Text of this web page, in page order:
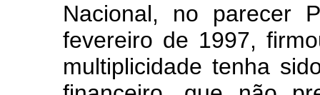
Nacional, no parecer
fevereiro de 1997,
multiplicidade tenha